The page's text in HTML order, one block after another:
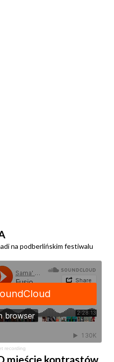
na podberlińskim festiwalu
recording
mieście kontrastów